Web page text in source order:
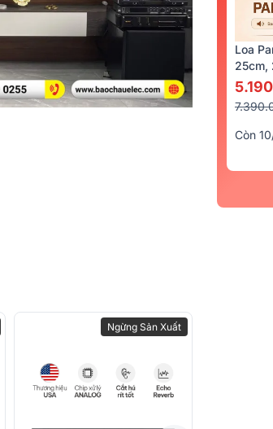
Ngừng Sản Xuất
Loa
25cm,
Còn